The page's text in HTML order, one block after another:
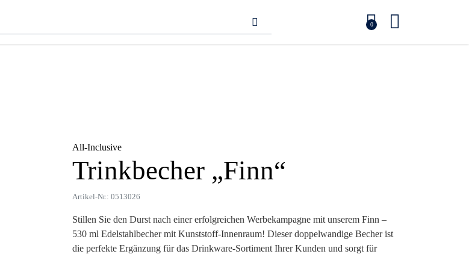
0
All-Inclusive
Trinkbecher „Finn“
Artikel-Nr.: 0513026
Stillen Sie den Durst nach einer erfolgreichen Werbekampagne mit unserem Finn –
530 ml Edelstahlbecher mit Kunststoff-Innenraum! Dieser doppelwandige Becher ist
die perfekte Ergänzung für das Drinkware-Sortiment Ihrer Kunden und sorgt für